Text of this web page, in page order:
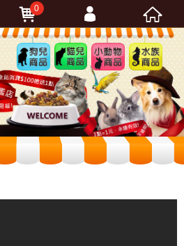
狗兒
商品
貓兒
商品
小動
物商
品
水族
商品
0
會員登入
忘記密碼
加入會員
訂單查詢